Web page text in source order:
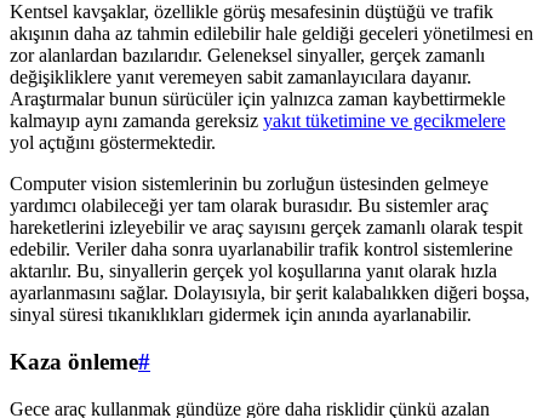
Kentsel kavşaklar, özellikle görüş mesafesinin düştüğü ve trafik
akışının daha az tahmin edilebilir hale geldiği geceleri yönetilmesi en
zor alanlardan bazılarıdır. Geleneksel sinyaller, gerçek zamanlı
değişikliklere yanıt veremeyen sabit zamanlayıcılara dayanır.
Araştırmalar bunun sürücüler için yalnızca zaman kaybettirmekle
kalmayıp aynı zamanda gereksiz yakıt tüketimine ve gecikmelere
yol açtığını göstermektedir.
Computer vision sistemlerinin bu zorluğun üstesinden gelmeye
yardımcı olabileceği yer tam olarak burasıdır. Bu sistemler araç
hareketlerini izleyebilir ve araç sayısını gerçek zamanlı olarak tespit
edebilir. Veriler daha sonra uyarlanabilir trafik kontrol sistemlerine
aktarılır. Bu, sinyallerin gerçek yol koşullarına yanıt olarak hızla
ayarlanmasını sağlar. Dolayısıyla, bir şerit kalabalıkken diğeri boşsa,
sinyal süresi tıkanıklıkları gidermek için anında ayarlanabilir.
Kaza önleme#
Gece araç kullanmak gündüze göre daha risklidir çünkü azalan